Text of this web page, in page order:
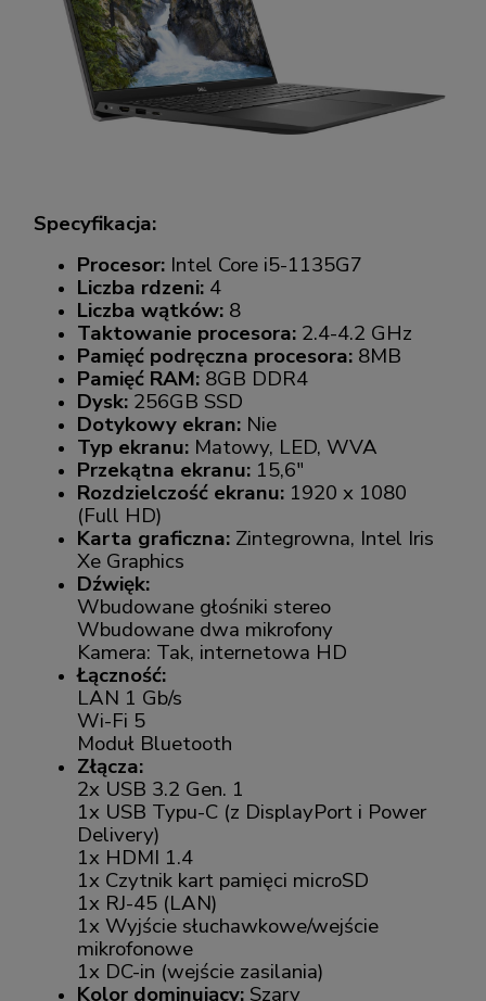
Specyfikacja:
Procesor: Intel Core i5-1135G7
Liczba rdzeni: 4
Liczba wątków: 8
Taktowanie procesora: 2.4-4.2 GHz
Pamięć podręczna procesora: 8MB
Pamięć RAM: 8GB DDR4
Dysk: 256GB SSD
Dotykowy ekran: Nie
Typ ekranu: Matowy, LED, WVA
Przekątna ekranu: 15,6"
Rozdzielczość ekranu: 1920 x 1080
(Full HD)
Karta graficzna: Zintegrowna, Intel Iris
Xe Graphics
Dźwięk:
Wbudowane głośniki stereo
Wbudowane dwa mikrofony
Kamera: Tak, internetowa HD
Łączność:
LAN 1 Gb/s
Wi-Fi 5
Moduł Bluetooth
Złącza:
2x USB 3.2 Gen. 1
1x USB Typu-C (z DisplayPort i Power
Delivery)
1x HDMI 1.4
1x Czytnik kart pamięci microSD
1x RJ-45 (LAN)
1x Wyjście słuchawkowe/wejście
mikrofonowe
1x DC-in (wejście zasilania)
Kolor dominujący: Szary